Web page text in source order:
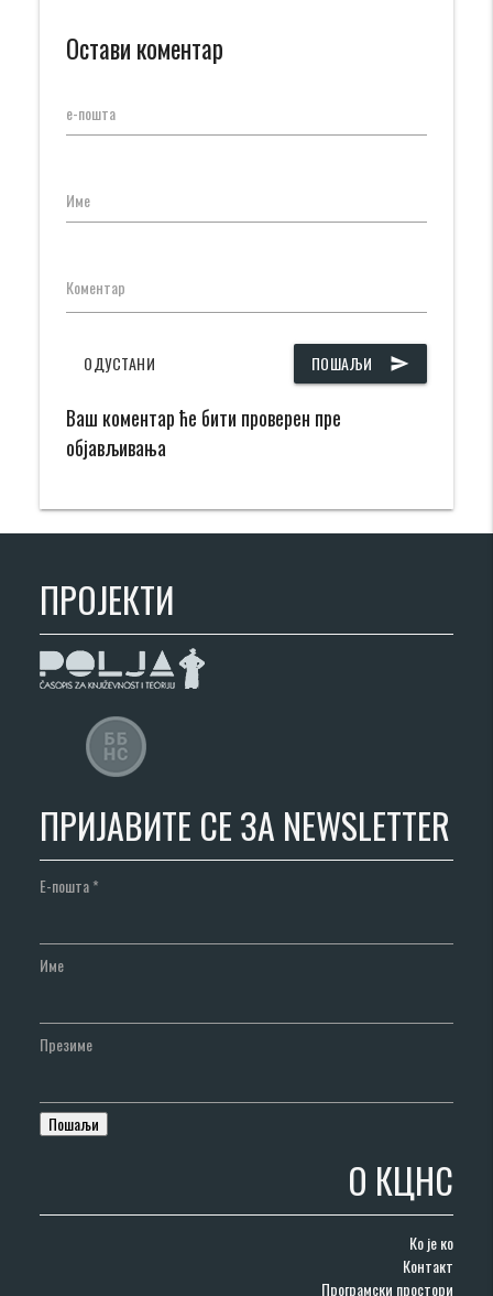
Остави коментар
е-пошта
Име
Коментар
ПОШАЉИ send
ОДУСТАНИ
Ваш коментар ће бити проверен пре
објављивања
ПРОЈЕКТИ
ПРИЈАВИТЕ СЕ ЗА NEWSLETTER
Е-пошта*
Име
Презиме
О КЦНС
Ко је ко
Контакт
Програмски простори